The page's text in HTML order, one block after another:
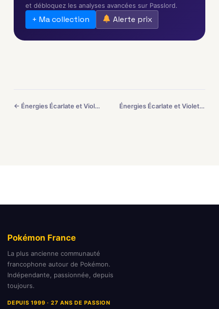
et débloquez les analyses avancées sur Passlord.
+ Ma collection Alerte prix
← Énergies Écarlate et Violet #8 Énergies Écarlate et Violet #10 →
Pokémon France
La plus ancienne communauté
francophone autour de Pokémon.
Indépendante, passionnée, depuis
toujours.
DEPUIS 1999 · 27 ANS DE PASSION